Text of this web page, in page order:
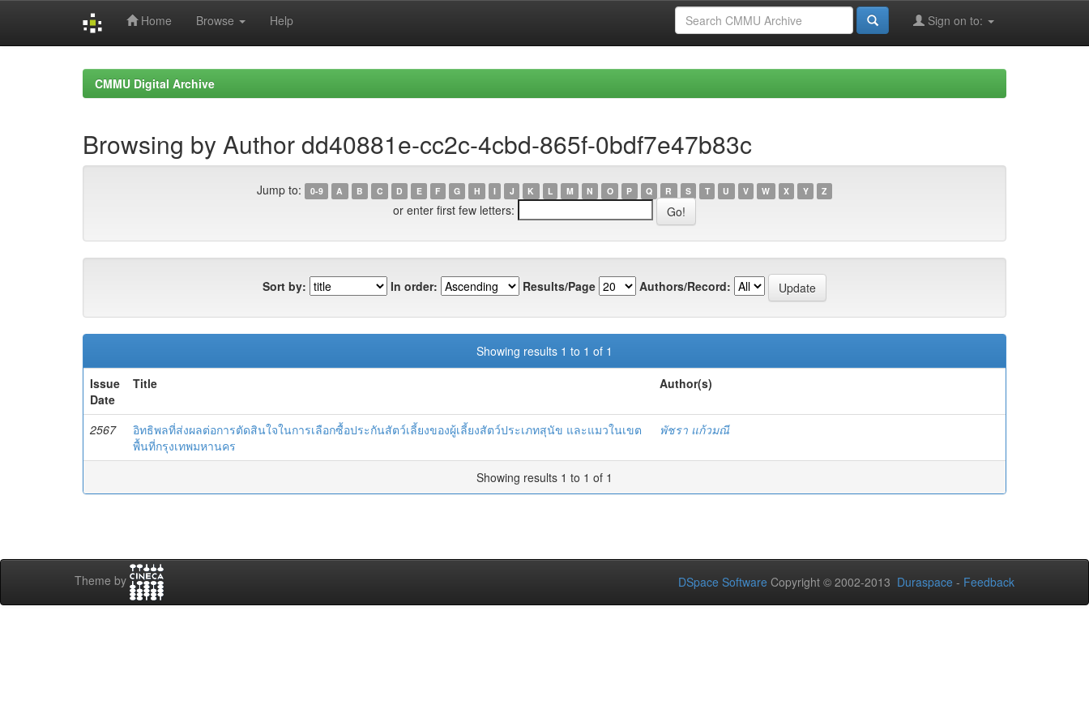
Home Browse Help Sign on to:
CMMU Digital Archive
Browsing by Author dd40881e-cc2c-4cbd-865f-0bdf7e47b83c
Jump to: 0-9 A B C D E F G H I J K L M N O P Q R S T U V W X Y Z
or enter first few letters:
Sort by: In order: Results/Page Authors/Record:
Showing results 1 to 1 of 1
Issue
Date
Title Author(s)
2567
อิทธิพลที่ส่งผลต่อการตัดสินใจในการเลือกซื้อประกันสัตว์เลี้ยงของผู้เลี้ยงสัตว์ประเภทสุนัข และแมวในเขต
พื้นที่กรุงเทพมหานคร
พัชรา แก้วมณี
Showing results 1 to 1 of 1
Theme by DSpace Software Copyright © 2002-2013 Duraspace - Feedback